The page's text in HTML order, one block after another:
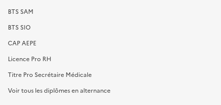
BTS SAM
BTS SIO
CAP AEPE
Licence Pro RH
Titre Pro Secrétaire Médicale
Voir tous les diplômes en alternance